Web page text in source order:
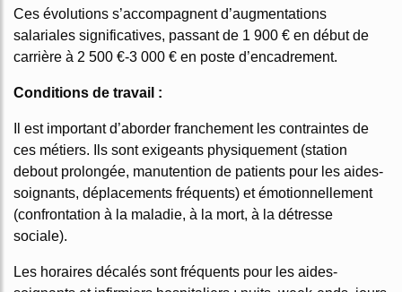
Ces évolutions s’accompagnent d’augmentations
salariales significatives, passant de 1 900 € en début de
carrière à 2 500 €-3 000 € en poste d’encadrement.
Conditions de travail :
Il est important d’aborder franchement les contraintes de
ces métiers. Ils sont exigeants physiquement (station
debout prolongée, manutention de patients pour les aides-
soignants, déplacements fréquents) et émotionnellement
(confrontation à la maladie, à la mort, à la détresse
sociale).
Les horaires décalés sont fréquents pour les aides-